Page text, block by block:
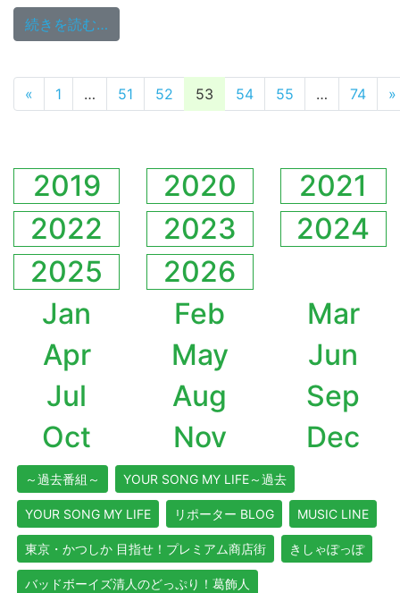
続きを読む…
投稿ナビゲーション
« 1 … 51 52 53 54 55 … 74 »
2019 2020
2021
2022
2023
2024
2025
2026
Jan
Feb
Mar
Apr
May
Jun
Jul
Aug
Sep
Oct
Nov Dec
～過去番組～ YOUR SONG MY LIFE～過去
YOUR SONG MY LIFE リポーター BLOG MUSIC LINE
東京・かつしか 目指せ！プレミアム商店街 きしゃぽっぽ
バッドボーイズ清人のどっぷり！葛飾人